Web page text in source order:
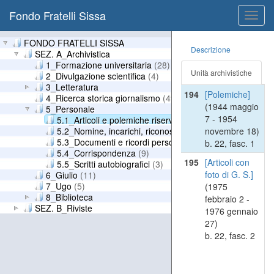
Fondo Fratelli Sissa
FONDO FRATELLI SISSA
SEZ. A_Archivistica
1_Formazione universitaria (28)
2_Divulgazione scientifica (4)
3_Letteratura
4_Ricerca storica giornalismo (49)
5_Personale
5.1_Articoli e polemiche riservate
5.2_Nomine, incarichi, riconoscimenti
(19)
5.3_Documenti e ricordi personali
5.4_Corrispondenza (9)
5.5_Scritti autobiografici (3)
6_Giulio (11)
7_Ugo (5)
8_Biblioteca
SEZ. B_Riviste
Descrizione
Unità archivistiche
194 [Polemiche]
(1944 maggio
7 - 1954
novembre 18)
b. 22, fasc. 1
195 [Articoli con
foto di G. S.]
(1975
febbraio 2 -
1976 gennaio
27)
b. 22, fasc. 2